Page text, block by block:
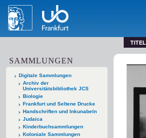
TITEL
SAMMLUNGEN
Digitale Sammlungen
Archiv der
Universitätsbibliothek JCS
Biologie
Frankfurt und Seltene Drucke
Handschriften und Inkunabeln
Judaica
Kinderbuchsammlungen
Koloniale Sammlungen